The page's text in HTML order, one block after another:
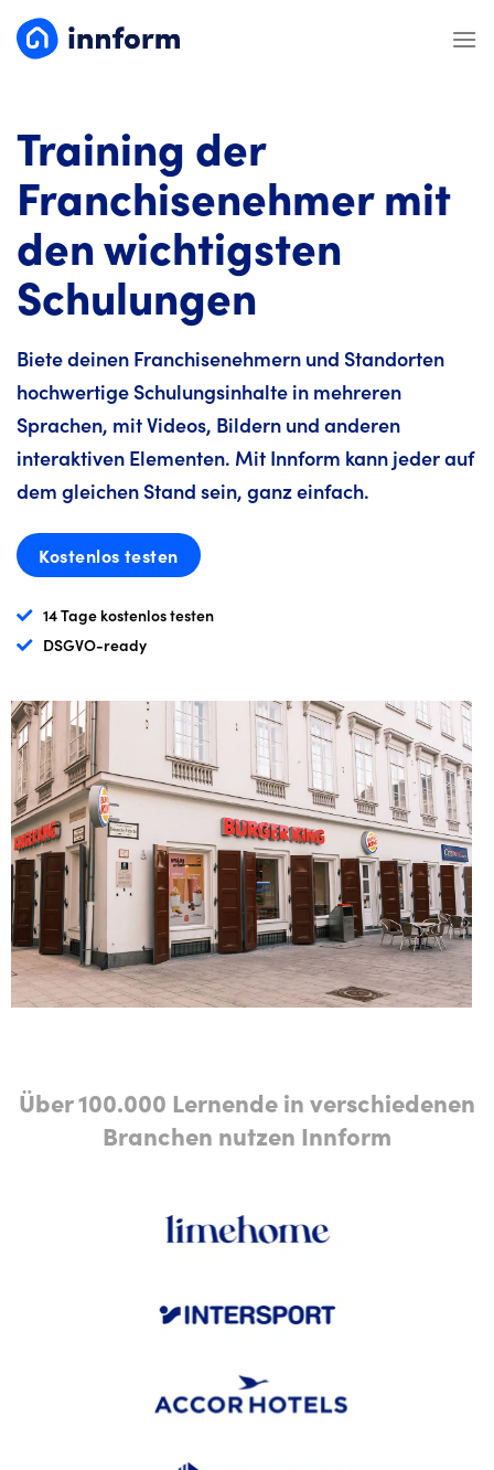
Inhalt
Training der
Franchisenehmer mit
den wichtigsten
Schulungen
Biete deinen Franchisenehmern und Standorten
hochwertige Schulungsinhalte in mehreren
Sprachen, mit Videos, Bildern und anderen
interaktiven Elementen. Mit Innform kann jeder auf
dem gleichen Stand sein, ganz einfach.
Kostenlos testen
14 Tage kostenlos testen
DSGVO-ready
Über 100.000 Lernende in verschiedenen
Branchen nutzen Innform